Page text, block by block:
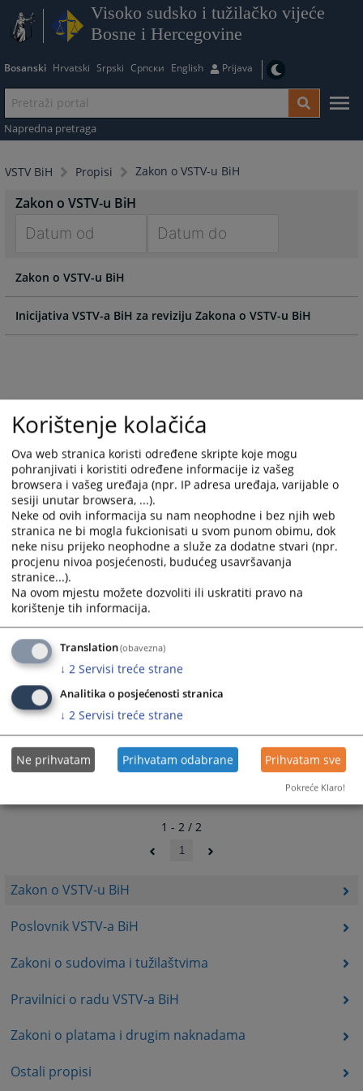
Visoko sudsko i tužilačko vijeće
Bosne i Hercegovine
Bosanski Hrvatski Srpski Српски English Prijava
Napredna pretraga
VSTV BiH Propisi Zakon o VSTV-u BiH
Zakon o VSTV-u BiH
Poslovnik VSTV-a BiH
Zakoni o sudovima i tužilaštvima
Pravilnici o radu VSTV-a BiH
Zakoni o platama i drugim naknadama
Ostali propisi
Zakon o VSTV-u BiH
forward
to
interact
with
select
a
date.
Press
the
question
mark
key
to
get
the
keyboard
shortcuts
for
changing
dates.
to
interact
with
select
a
date.
Press
the
question
mark
key
to
get
keyboard
shortcuts
changing
dates.
Zakon o VSTV-u BiH
Inicijativa VSTV-a BiH za reviziju Zakona o VSTV-u BiH
1 - 2 / 2
1
Korištenje kolačića
Ova web stranica koristi određene skripte koje mogu
pohranjivati i koristiti određene informacije iz vašeg
browsera i vašeg uređaja (npr. IP adresa uređaja, varijable o
sesiji unutar browsera, ...).
Neke od ovih informacija su nam neophodne i bez njih web
stranica ne bi mogla fukcionisati u svom punom obimu, dok
neke nisu prijeko neophodne a služe za dodatne stvari (npr.
procjenu nivoa posjećenosti, budućeg usavršavanja
stranice...).
Na ovom mjestu možete dozvoliti ili uskratiti pravo na
korištenje tih informacija.
Translation(obavezna)
↓ 2 Servisi treće strane
Analitika o posjećenosti stranica
↓ 2 Servisi treće strane
Ne prihvatam Prihvatam odabrane Prihvatam sve
Pokreće Klaro!